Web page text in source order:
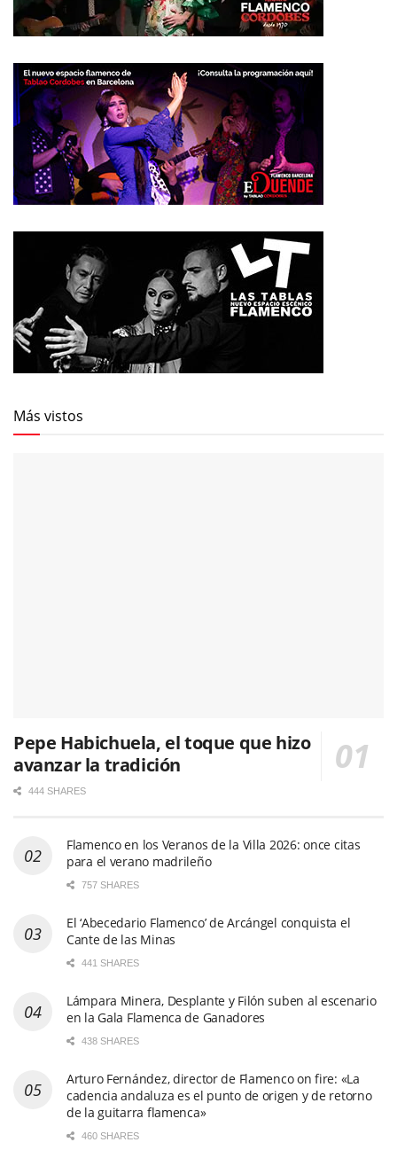
Más vistos
Pepe Habichuela, el toque que hizo
avanzar la tradición
444 SHARES
Flamenco en los Veranos de la Villa 2026: once citas
para el verano madrileño
757 SHARES
El ‘Abecedario Flamenco’ de Arcángel conquista el
Cante de las Minas
441 SHARES
Lámpara Minera, Desplante y Filón suben al escenario
en la Gala Flamenca de Ganadores
438 SHARES
Arturo Fernández, director de Flamenco on fire: «La
cadencia andaluza es el punto de origen y de retorno
de la guitarra flamenca»
460 SHARES